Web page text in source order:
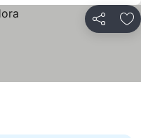
Distribuiți